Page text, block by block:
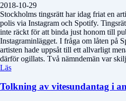
2018-10-29
Stockholms tingsrätt har idag friat en
polis via Instagram och Spotify.
inte räckt för att binda just honom till
Instagraminlägget. I fråga om låten på
artisten hade uppsåt till ett allvarligt
därför ogillats. Två nämndemän var
Läs
Tolkning av vitesundantag i